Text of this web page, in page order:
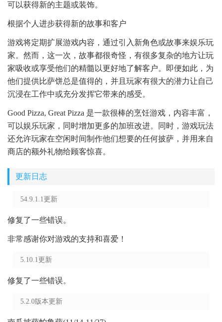
可以获得新的主题或装饰。
根据个人进步获得新的故事和客户
游戏将定期扩展游戏内容，通过引入新角色或故事来娱乐玩
家。然而，这一次，故事都很奇怪，有很多复杂的地方让玩
家吸收或享受他们的精髓以更好地了解客户。即便如此，为
他们提供比萨饼总是值得的，并且玩家有很大的潜力让自己
沉浸在工作中或充分发挥它带来的感受。
Good Pizza, Great Pizza 是一款很棒的烹饪游戏，内容丰富，
可以娱乐玩家，同时增加更多的加班改进。同时，游戏玩法
还允许玩家在空闲时间制作他们想要的任何披萨，并用来自
商店的额外礼物给顾客惊喜。
更新日志
54.9.1.1更新
修复了一些错误。
非常感谢你对游戏的支持和喜爱！
5.10.1更新
修复了一些错误。
5.2.0版本更新